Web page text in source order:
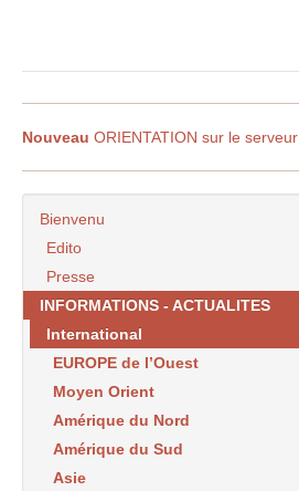
Nouveau ORIENTATION sur le serveur
Bienvenu
Edito
Presse
INFORMATIONS - ACTUALITES
International
EUROPE de l’Ouest
Moyen Orient
Amérique du Nord
Amérique du Sud
Asie